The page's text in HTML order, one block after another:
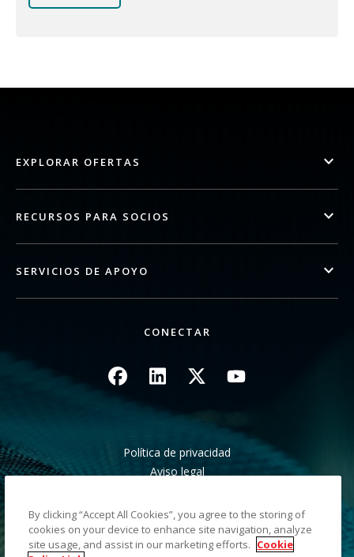
EXPLORAR OFERTAS
RECURSOS PARA SOCIOS
SERVICIOS DE APOYO
CONECTAR
ImagenImagenImagenImagen
Política de privacidad
Aviso legal
No compartir mis datos personales
Mapa del sitio
By clicking “Accept All Cookies”, you agree to the storing of
cookies on your device to enhance site navigation, analyze
site usage, and assist in our marketing efforts. Cookie